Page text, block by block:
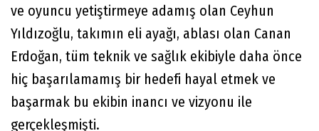
ve oyuncu yetiştirmeye adamış olan Ceyhun
Yıldızoğlu, takımın eli ayağı, ablası olan Canan
Erdoğan, tüm teknik ve sağlık ekibiyle daha önce
hiç başarılamamış bir hedefi hayal etmek ve
başarmak bu ekibin inancı ve vizyonu ile
gerçekleşmişti.